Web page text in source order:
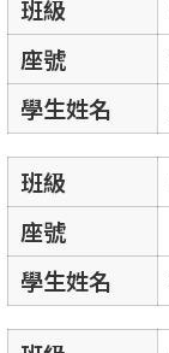
班級
座號
學生姓名
班級
座號
學生姓名